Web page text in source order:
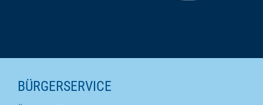
SEITENINHALTE
BÜRGERSERVICE